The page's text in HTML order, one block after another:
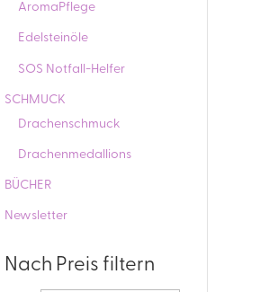
AromaPflege
Edelsteinöle
SOS Notfall-Helfer
SCHMUCK
Drachenschmuck
Drachenmedallions
BÜCHER
Newsletter
Nach Preis filtern